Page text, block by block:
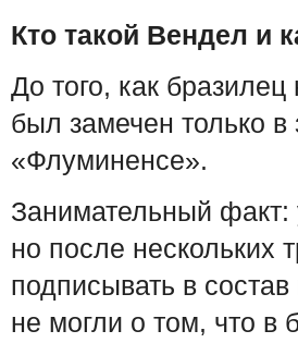
Кто такой Вендел и
До того, как
был замечен только
«Флуминенсе».
Занимательный факт:
но после нескольких
подписывать в
не могли о том, что в